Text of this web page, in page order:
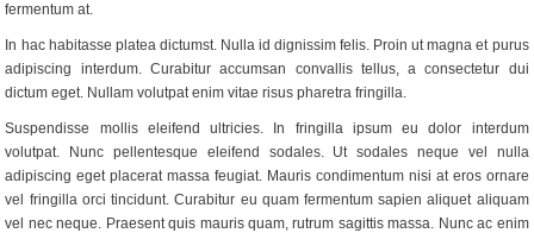
fermentum at.
In hac habitasse platea dictumst. Nulla id dignissim felis. Proin ut magna et purus
adipiscing interdum. Curabitur accumsan convallis tellus, a consectetur dui
dictum eget. Nullam volutpat enim vitae risus pharetra fringilla.
Suspendisse mollis eleifend ultricies. In fringilla ipsum eu dolor interdum
volutpat. Nunc pellentesque eleifend sodales. Ut sodales neque vel nulla
adipiscing eget placerat massa feugiat. Mauris condimentum nisi at eros ornare
vel fringilla orci tincidunt. Curabitur eu quam fermentum sapien aliquet aliquam
vel nec neque. Praesent quis mauris quam, rutrum sagittis massa. Nunc ac enim